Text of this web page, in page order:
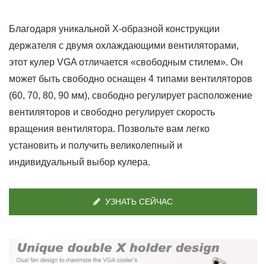
Благодаря уникальной X-образной конструкции
держателя с двумя охлаждающими вентиляторами,
этот кулер VGA отличается «свободным стилем». Он
может быть свободно оснащен 4 типами вентиляторов
(60, 70, 80, 90 мм), свободно регулирует расположение
вентиляторов и свободно регулирует скорость
вращения вентилятора. Позвольте вам легко
установить и получить великолепный и
индивидуальный выбор кулера.
УЗНАТЬ СЕЙЧАС